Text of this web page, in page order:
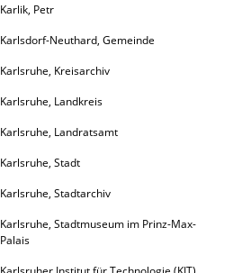
Karlik, Petr
Karlsdorf-Neuthard, Gemeinde
Karlsruhe, Kreisarchiv
Karlsruhe, Landkreis
Karlsruhe, Landratsamt
Karlsruhe, Stadt
Karlsruhe, Stadtarchiv
Karlsruhe, Stadtmuseum im Prinz-Max-
Palais